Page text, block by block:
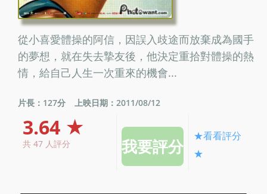
從小喜愛體操的阿信，因誤入歧途而放棄成為國手
的夢想，就在失去摯友後，他決定重拾對體操的熱
情，給自己人生一次重來的機會...
片長：127分 上映日期：2011/08/12
3.64 ★
共 47 人評分
★看看評分
★